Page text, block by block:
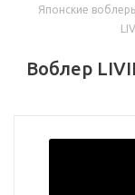
Японские
Воблер